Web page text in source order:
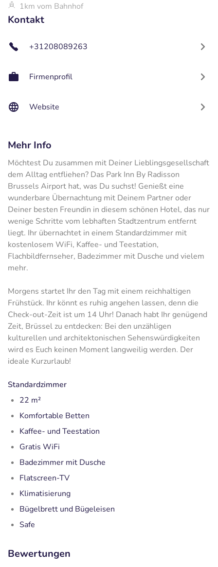
1km vom Bahnhof
Kontakt
+31208089263
Firmenprofil
Website
Mehr Info
Möchtest Du zusammen mit Deiner Lieblingsgesellschaft
dem Alltag entfliehen? Das Park Inn By Radisson
Brussels Airport hat, was Du suchst! Genießt eine
wunderbare Übernachtung mit Deinem Partner oder
Deiner besten Freundin in diesem schönen Hotel, das nur
wenige Schritte vom lebhaften Stadtzentrum entfernt
liegt. Ihr übernachtet in einem Standardzimmer mit
kostenlosem WiFi, Kaffee- und Teestation,
Flachbildfernseher, Badezimmer mit Dusche und vielem
mehr.
Morgens startet Ihr den Tag mit einem reichhaltigen
Frühstück. Ihr könnt es ruhig angehen lassen, denn die
Check-out-Zeit ist um 14 Uhr! Danach habt Ihr genügend
Zeit, Brüssel zu entdecken: Bei den unzähligen
kulturellen und architektonischen Sehenswürdigkeiten
wird es Euch keinen Moment langweilig werden. Der
ideale Kurzurlaub!
Standardzimmer
22 m²
Komfortable Betten
Kaffee- und Teestation
Gratis WiFi
Badezimmer mit Dusche
Flatscreen-TV
Klimatisierung
Bügelbrett und Bügeleisen
Safe
Bewertungen